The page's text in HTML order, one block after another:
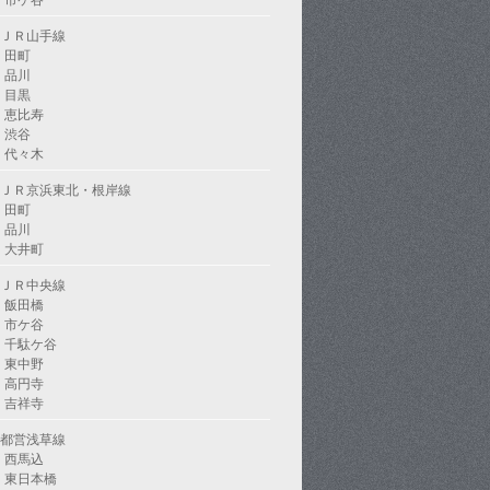
ＪＲ山手線
田町
品川
目黒
恵比寿
渋谷
代々木
ＪＲ京浜東北・根岸線
田町
品川
大井町
ＪＲ中央線
飯田橋
市ケ谷
千駄ケ谷
東中野
高円寺
吉祥寺
都営浅草線
西馬込
東日本橋